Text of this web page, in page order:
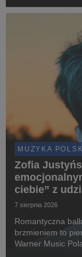
młodego twórcy.
MUZYKA
Zofia
ciebie” z
7 sierpnia 2026
Romantyczna
brzmieniem to
Warner Music